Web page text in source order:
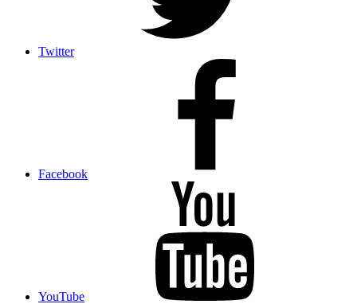
Twitter
Facebook
YouTube